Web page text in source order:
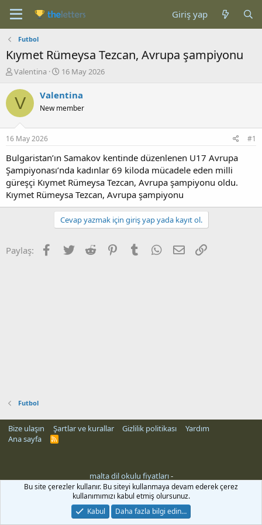
Giriş yap
Futbol
Kıymet Rümeysa Tezcan, Avrupa şampiyonu
K
n
b
u
u
b
a
l
a
t
a
Valentina
B
ş
a
a
r
i
h
i
16 May 2026
V Valentina
New member
16 May 2026 #1
Bulgaristan’ın Samakov kentinde düzenlenen U17 Avrupa
Şampiyonası’nda kadınlar 69 kiloda mücadele eden milli
güreşçi Kıymet Rümeysa Tezcan, Avrupa şampiyonu oldu.
Kıymet Rümeysa Tezcan, Avrupa şampiyonu
Cevap yazmak için giriş yap yada kayıt ol.
Paylaş: Facebook
Twitter Reddit PinterestTumblr WhatsApp
E-posta
Futbol
Bize ulaşın Şartlar ve kurallar Gizlilik politikası
Yardım
Ana sayfa
R
malta dil okulu fiyatları-
Bu site çerezler kullanır. Bu siteyi kullanmaya devam ederek çerez
kullanımımızı kabul etmiş olursunuz.
Kabul
Daha fazla bilgi edin…